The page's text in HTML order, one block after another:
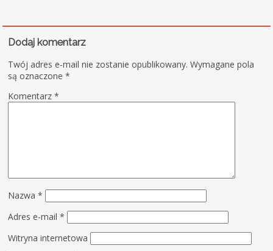
Dodaj komentarz
Twój adres e-mail nie zostanie opublikowany. Wymagane pola
są oznaczone*
Komentarz*
Nazwa*
Adres e-mail*
Witryna internetowa